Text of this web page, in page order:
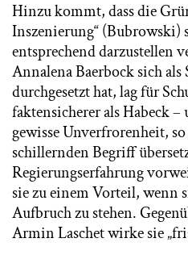
Hinzu kommt, dass die
Inszenierung“ (Bubrowski)
entsprechend darzustellen
Annalena Baerbock sich
durchgesetzt hat, lag für
faktensicherer als Habeck –
gewisse Unverfrorenheit,
schillernden Begriff
Regierungserfahrung
sie zu einem Vorteil, wenn
Aufbruch zu stehen.
Armin Laschet wirke sie